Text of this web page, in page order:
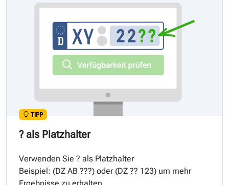
TIPP
? als Platzhalter
Verwenden Sie ? als Platzhalter
Beispiel: (DZ AB ???) oder (DZ ?? 123) um mehr